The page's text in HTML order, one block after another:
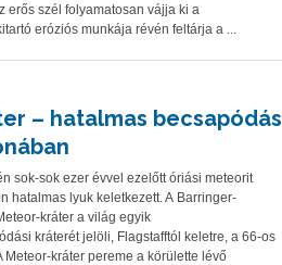
erős szél folyamatosan vájja ki a
eróziós munkája révén feltárja a ...
– hatalmas becsapódás
sok-sok ezer évvel ezelőtt óriási meteorit
hatalmas lyuk keletkezett. A Barringer-
kráter a világ egyik
kráterét jelöli, Flagstafftól keletre, a 66-os
Meteor-kráter pereme a körülette lévő